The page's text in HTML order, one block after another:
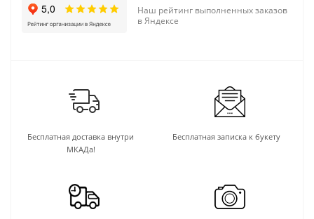
Наш рейтинг выполненных заказов
в Яндексе
Бесплатная доставка внутри
МКАДа!
Бесплатная записка к букету